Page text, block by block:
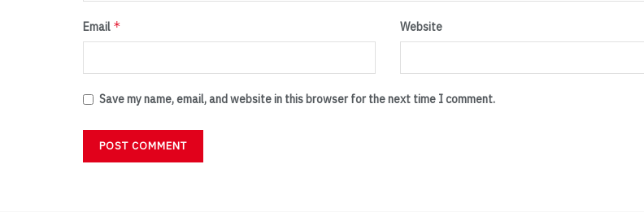
Email * Website
Save my name, email, and website in this browser for the next time I comment.